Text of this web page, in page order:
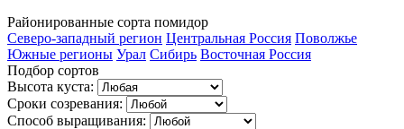
Районированные сорта помидор
Северо-западный регион Центральная Россия Поволжье
Южные регионы Урал Сибирь Восточная Россия
Подбор сортов
Высота куста:
Сроки созревания:
Способ выращивания: